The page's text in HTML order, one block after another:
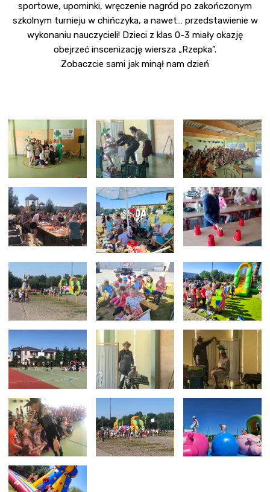
sportowe, upominki, wręczenie nagród po zakończonym
szkolnym turnieju w chińczyka, a nawet… przedstawienie w
wykonaniu nauczycieli! Dzieci z klas 0-3 miały okazję
obejrzeć inscenizację wiersza „Rzepka”.
Zobaczcie sami jak minął nam dzień